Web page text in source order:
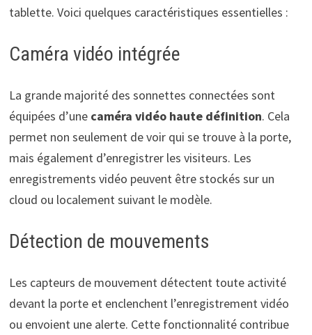
tablette. Voici quelques caractéristiques essentielles :
Caméra vidéo intégrée
La grande majorité des sonnettes connectées sont
équipées d’une caméra vidéo haute définition. Cela
permet non seulement de voir qui se trouve à la porte,
mais également d’enregistrer les visiteurs. Les
enregistrements vidéo peuvent être stockés sur un
cloud ou localement suivant le modèle.
Détection de mouvements
Les capteurs de mouvement détectent toute activité
devant la porte et enclenchent l’enregistrement vidéo
ou envoient une alerte. Cette fonctionnalité contribue